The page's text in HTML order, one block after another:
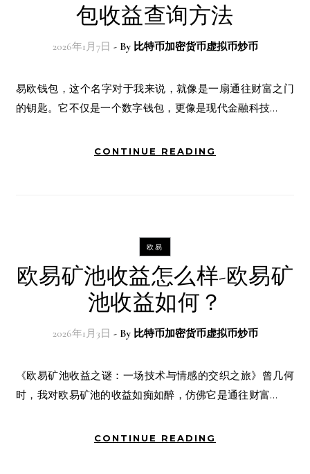
包收益查询方法
2026年1月7日 - By 比特币加密货币虚拟币炒币
易欧钱包，这个名字对于我来说，就像是一扇通往财富之门
的钥匙。它不仅是一个数字钱包，更像是现代金融科技…
CONTINUE READING
欧易
欧易矿池收益怎么样-欧易矿
池收益如何？
2026年1月3日 - By 比特币加密货币虚拟币炒币
《欧易矿池收益之谜：一场技术与情感的交织之旅》曾几何
时，我对欧易矿池的收益如痴如醉，仿佛它是通往财富…
CONTINUE READING